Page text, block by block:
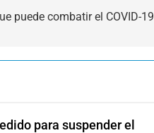
puede combatir el COVID-19
para suspender el